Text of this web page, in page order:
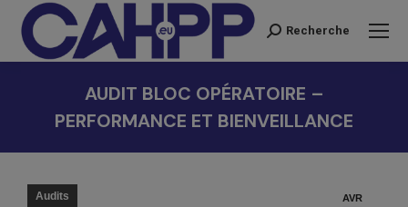
Recherche
Recherche
AUDIT BLOC OPÉRATOIRE –
PERFORMANCE ET BIENVEILLANCE
AVR
Audits